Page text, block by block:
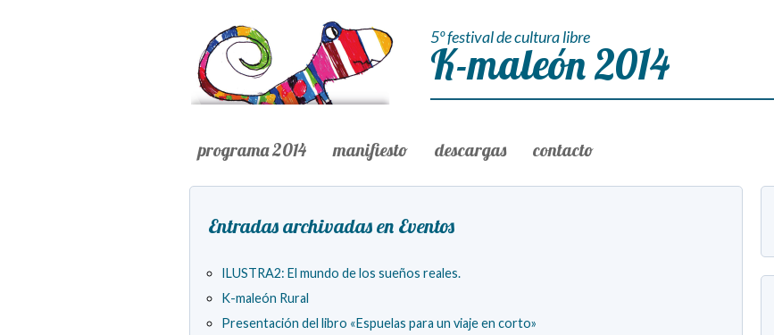
5º festival de cultura libre
K-maleón 2014
programa 2014 manifiesto descargas contacto
Entradas archivadas en Eventos
ILUSTRA2: El mundo de los sueños reales.
K-maleón Rural
Presentación del libro «Espuelas para un viaje en corto»